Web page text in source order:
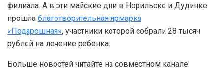
филиала. А в эти майские дни в Норильске и Дудинке
прошла благотворительная ярмарка
«Подарошная», участники которой собрали 28 тысяч
рублей на лечение ребенка.
Больше новостей читайте на совместном канале